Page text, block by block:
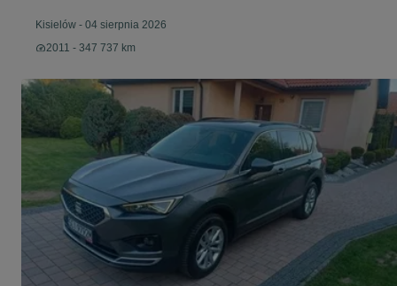
Kisielów - 04 sierpnia 2026
2011 - 347 737 km